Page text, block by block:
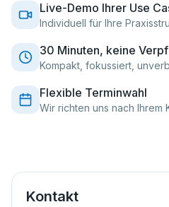
Live-Demo Ihrer Use
Individuell für Ihre
30 Minuten, keine
Kompakt, fokussiert,
Flexible Terminwahl
Wir richten uns nach Ihrem
Kontakt